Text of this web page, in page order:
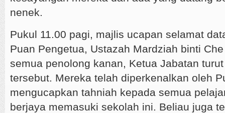
nenek.
Pukul 11.00 pagi, majlis ucapan selamat
Puan Pengetua, Ustazah Mardziah binti
semua penolong kanan, Ketua Jabatan
tersebut. Mereka telah diperkenalkan oleh
mengucapkan tahniah kepada semua
berjaya memasuki sekolah ini. Beliau juga